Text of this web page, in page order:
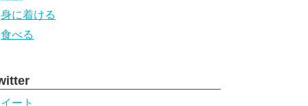
身に着ける
食べる
ート